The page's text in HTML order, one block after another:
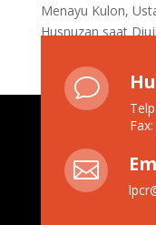
Menayu Kulon,
Husnuzan saat
v
